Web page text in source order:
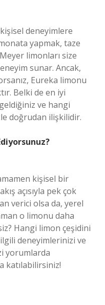
deneyimlere
yapmak, taze
limonları size
sunar. Ancak,
Eureka limonu
Belki de en iyi
ve hangi
doğrudan ilişkilidir.
kişisel bir
açısıyla pek çok
verici olsa da, yerel
o limonu daha
Hangi limon çeşidini
deneyimlerinizi ve
yorumlarda
katılabilirsiniz!